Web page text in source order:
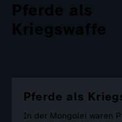
Pferde als
Kriegswaffe
Pferde als
In der Mongolei waren